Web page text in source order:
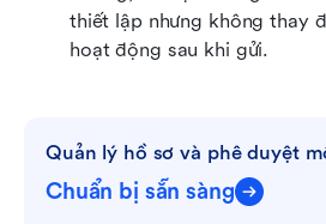
thiết lập nhưng không thay
hoạt động sau khi gửi.
Quản lý hồ sơ và phê duyệt
Chuẩn bị sẵn sàng